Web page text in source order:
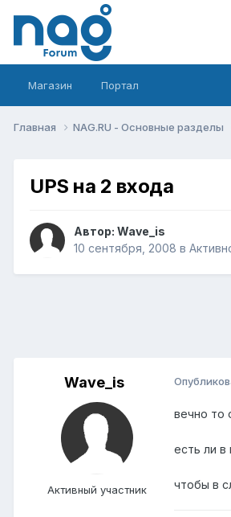
Магазин Портал
Главная NAG.RU - Основные разделы
UPS на 2 входа
Автор: Wave_is
10 сентября, 2008 в
Wave_is
Активный участник
вечно то
есть ли
чтобы в